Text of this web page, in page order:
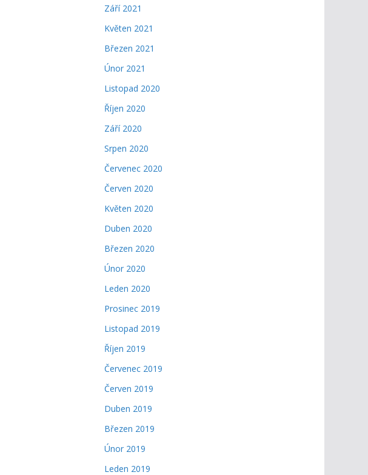
Září 2021
Květen 2021
Březen 2021
Únor 2021
Listopad 2020
Říjen 2020
Září 2020
Srpen 2020
Červenec 2020
Červen 2020
Květen 2020
Duben 2020
Březen 2020
Únor 2020
Leden 2020
Prosinec 2019
Listopad 2019
Říjen 2019
Červenec 2019
Červen 2019
Duben 2019
Březen 2019
Únor 2019
Leden 2019